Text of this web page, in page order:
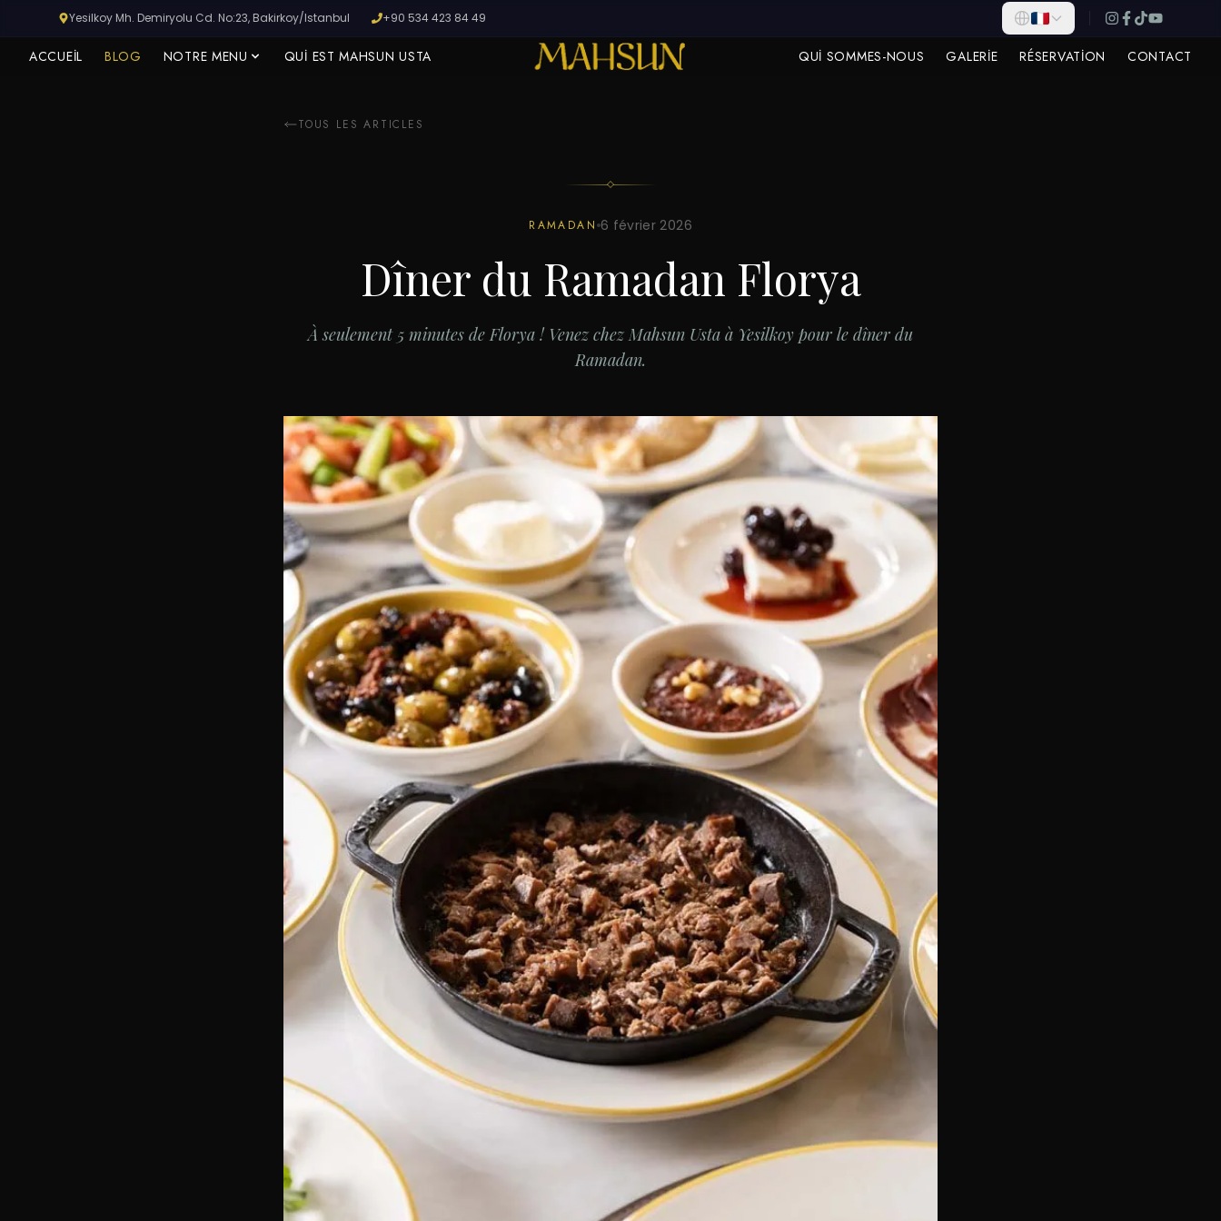
Yesilkoy Mh. Demiryolu Cd. No:23, Bakirkoy/Istanbul +90 534 423 84 49
ACCUEIL BLOG NOTRE MENU QUI EST MAHSUN USTA QUI SOMMES-NOUS GALERIE RÉSERVATION CONTACT
TOUS LES ARTICLES
RAMADAN 6 février 2026
Dîner du Ramadan Florya
À seulement 5 minutes de Florya ! Venez chez Mahsun Usta à Yesilkoy pour le dîner du
Ramadan.
déjeuner serpme, le steak dry-aged et les kebabs
FAIRE UNE RÉSERVATION